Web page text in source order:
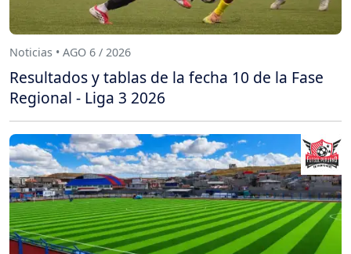
Noticias • AGO 6 / 2026
Resultados y tablas de la fecha 10 de la Fase
Regional - Liga 3 2026